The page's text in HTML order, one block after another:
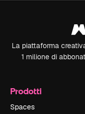
La piattaforma
1 milione di
Prodotti
Spaces